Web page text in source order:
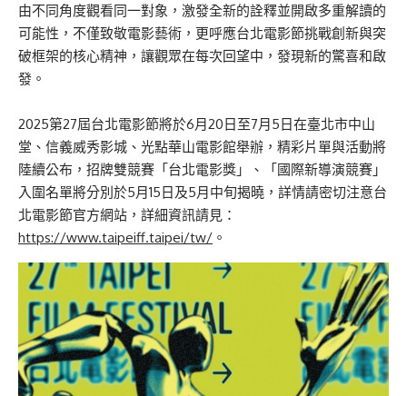
由不同角度觀看同一對象，激發全新的詮釋並開啟多重解讀的
可能性，不僅致敬電影藝術，更呼應台北電影節挑戰創新與突
破框架的核心精神，讓觀眾在每次回望中，發現新的驚喜和啟
發。
2025第27屆台北電影節將於6月20日至7月5日在臺北市中山
堂、信義威秀影城、光點華山電影館舉辦，精彩片單與活動將
陸續公布，招牌雙競賽「台北電影獎」、「國際新導演競賽」
入圍名單將分別於5月15日及5月中旬揭曉，詳情請密切注意台
北電影節官方網站，詳細資訊請見：
https://www.taipeiff.taipei/tw/ 。